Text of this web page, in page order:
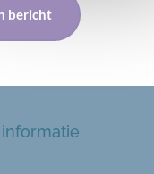
bericht